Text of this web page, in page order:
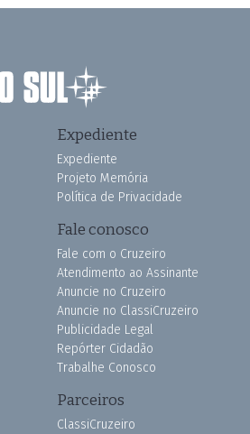
Expediente
Expediente
Projeto Memória
Política de Privacidade
Fale conosco
Fale com o Cruzeiro
Atendimento ao Assinante
Anuncie no Cruzeiro
Anuncie no ClassiCruzeiro
Publicidade Legal
Repórter Cidadão
Trabalhe Conosco
Parceiros
ClassiCruzeiro